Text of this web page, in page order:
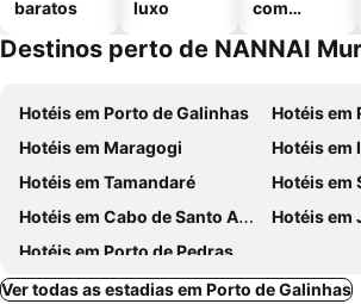
baratos
luxo
com
Destinos perto de NANNAI
Hotéis em Porto de Galinhas
Hotéis em
Hotéis em Maragogi
Hotéis em
Hotéis em Tamandaré
Hotéis em
Hotéis em Cabo de Santo Agostinho
Hotéis em
Hotéis em Porto de Pedras
Ver todas as estadias em Porto de Galinhas